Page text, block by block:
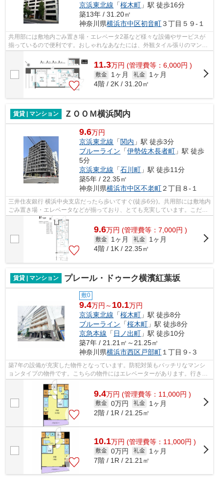
京浜東北線 「桜木町 」駅 徒歩16分
築13年 / 31.20㎡
神奈川県横浜市中区初音町３丁目５９-１
共用部には敷地内ごみ置き場・エレベータ2基など様々な設備やサービスが
揃っているので便利です。おしゃれなあなたには、外観タイル張りのマンシ
ョンがおすすめです。こちらはマンショ...
11.3万円 (管理費等：6,000円 )
敷金 1ヶ月 礼金
1ヶ月
4階 / 2K / 31.20㎡
賃貸 | マンション ＺＯＯＭ横浜関内
9.6万円
京浜東北線 「関内 」駅 徒歩3分
ブルーライン 「伊勢佐木長者町 」駅 徒歩
5分
京浜東北線 「石川町 」駅 徒歩11分
築5年 / 22.35㎡
神奈川県横浜市中区不老町２丁目８-１
三井住友銀行 横浜中央支店だったら歩いてすぐ(徒歩6分)。共用部には敷地内
ごみ置き場・エレベータなどが揃っており、とても充実しています。こだわ
り派の方も満足度の高いデザイナー...
9.6万円 (管理費等：7,000円 )
敷金 1ヶ月 礼金
1ヶ月
4階 / 1K / 22.35㎡
賃貸 | マンション プレール・ドゥーク横濱紅葉坂
敷0
9.4万円～ 10.1万円
京浜東北線 「桜木町 」駅 徒歩8分
ブルーライン 「桜木町 」駅 徒歩8分
京急本線 「 日ノ出町 」駅 徒歩10分
築7年 / 21.21㎡～21.25㎡
神奈川県横浜市西区戸部町１丁目９-３
築7年の設備が充実した物件となっています。防犯対策もバッチリなマンシ
ョンタイプの物件です。こちらの物件にはエレベーターがあります。行き先
に応じて駅を選べる2駅利用可能な物件...
9.4万円 (管理費等：11,000円 )
敷金 0万円 礼金
1ヶ月
2階 / 1R / 21.25㎡
10.1万円 (管理費等：11,000円 )
敷金 0万円 礼金
1ヶ月
7階 / 1R / 21.21㎡